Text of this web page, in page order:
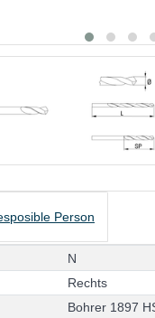
Person
N
Rechts
Bohrer 1897 H